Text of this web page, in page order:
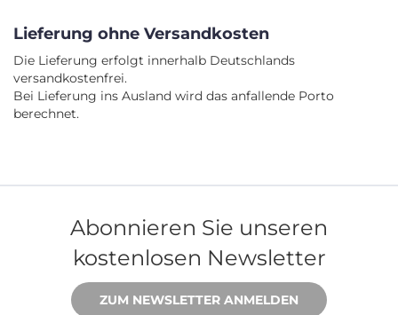
Lieferung ohne Versandkosten
Die Lieferung erfolgt innerhalb Deutschlands
versandkostenfrei.
Bei Lieferung ins Ausland wird das anfallende Porto
berechnet.
Abonnieren Sie unseren
kostenlosen Newsletter
ZUM NEWSLETTER ANMELDEN